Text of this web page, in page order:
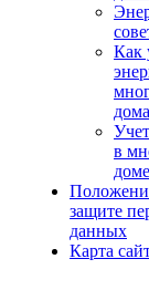
Как
дома
в
доме
защите
данных
Карта